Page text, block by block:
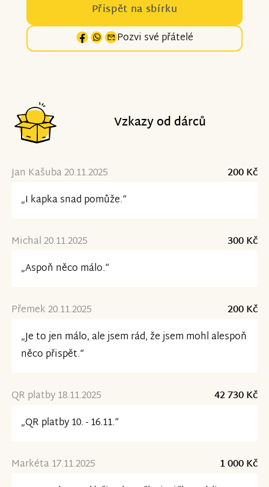
Přispět na sbírku
Pozvi své přátelé
Vzkazy od dárců
Jan Kašuba 20.11.2025
200 Kč
„I kapka snad pomůže.“
Michal 20.11.2025
300 Kč
„Aspoň něco málo.“
Přemek 20.11.2025
200 Kč
„Je to jen málo, ale jsem rád, že jsem mohl alespoň
něco přispět.“
QR platby 18.11.2025
42 730 Kč
„QR platby 10. - 16.11.“
Markéta 17.11.2025
1 000 Kč